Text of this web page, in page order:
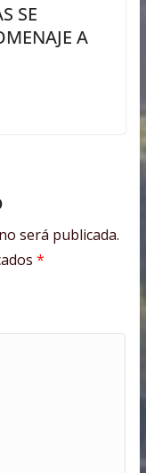
SE
A
será publicada.
*